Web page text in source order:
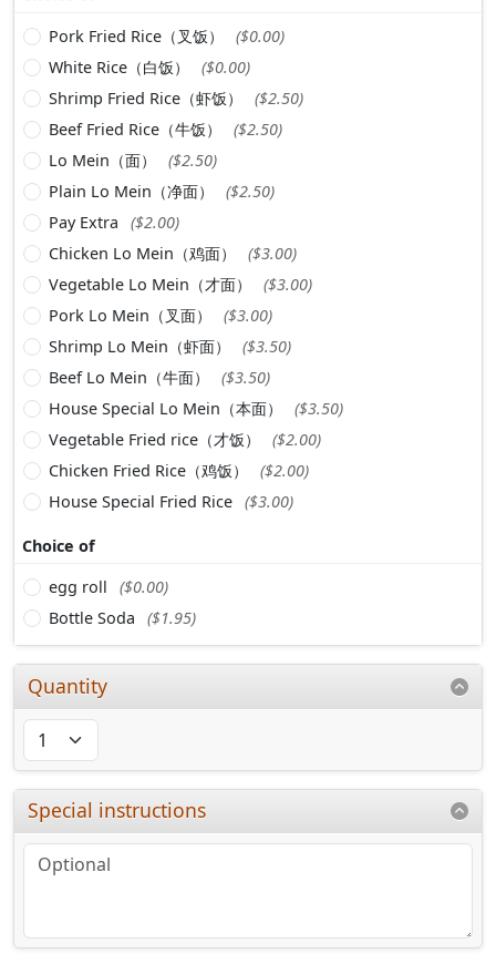
Pork Fried Rice（叉饭）
($0.00)
White Rice（白饭）
($0.00)
Shrimp Fried Rice（虾饭）
($2.50)
Beef Fried Rice（牛饭）
($2.50)
Lo Mein（面）
($2.50)
Plain Lo Mein（净面）
($2.50)
Pay Extra
($2.00)
Chicken Lo Mein（鸡面）
($3.00)
Vegetable Lo Mein（才面）
($3.00)
Pork Lo Mein（叉面）
($3.00)
Shrimp Lo Mein（虾面）
($3.50)
Beef Lo Mein（牛面）
($3.50)
House Special Lo Mein（本面）
($3.50)
Vegetable Fried rice（才饭）
($2.00)
Chicken Fried Rice（鸡饭）
($2.00)
House Special Fried Rice ($3.00)
Choice of
egg roll
($0.00)
Bottle Soda
($1.95)
Quantity
Special instructions